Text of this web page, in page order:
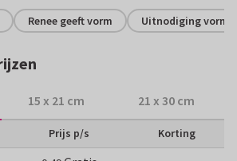
Renee geeft vorm Uitnodiging
15 x 21 cm 21 x 30 cm
Prijs p/s Korting